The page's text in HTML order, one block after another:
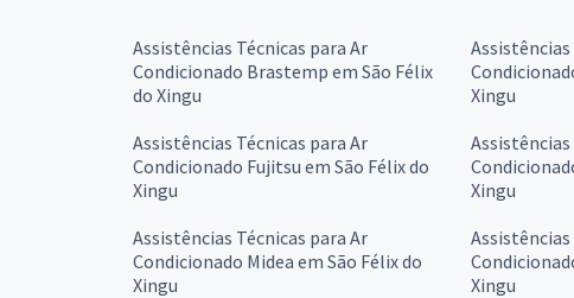
Assistências Técnicas para Ar
Condicionado Brastemp em São Félix
do Xingu
Xingu
Assistências Técnicas para Ar
Condicionado Fujitsu em São Félix do
Xingu
Xingu
Assistências Técnicas para Ar
Condicionado Midea em São Félix do
Xingu
Xingu